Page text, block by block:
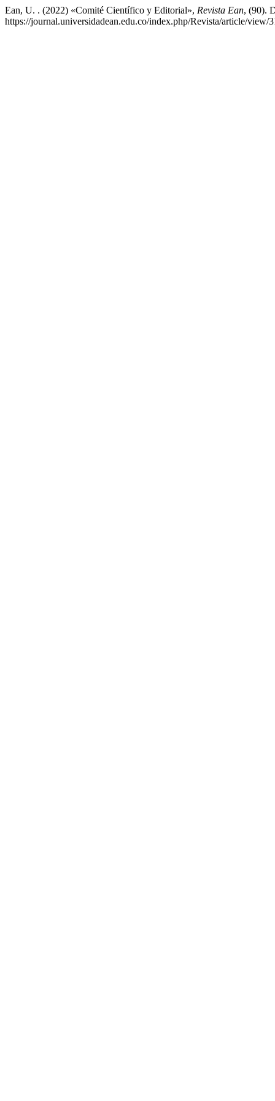
Ean, U. . (2022) «Comité Científico y Editorial», Revista Ean, (90).
https://journal.universidadean.edu.co/index.php/Revista/article/view/